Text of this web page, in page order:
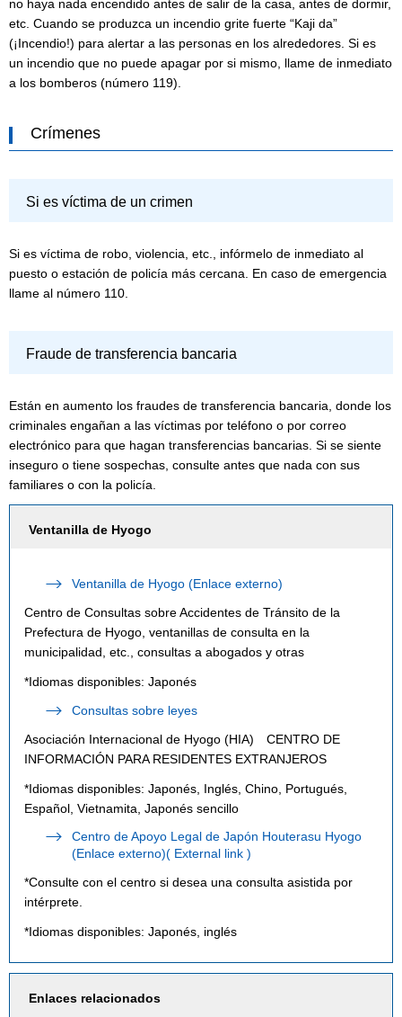
no haya nada encendido antes de salir de la casa, antes de dormir,
etc. Cuando se produzca un incendio grite fuerte “Kaji da”
(¡Incendio!) para alertar a las personas en los alrededores. Si es
un incendio que no puede apagar por si mismo, llame de inmediato
a los bomberos (número 119).
Crímenes
Si es víctima de un crimen
Si es víctima de robo, violencia, etc., infórmelo de inmediato al
puesto o estación de policía más cercana. En caso de emergencia
llame al número 110.
Fraude de transferencia bancaria
Están en aumento los fraudes de transferencia bancaria, donde los
criminales engañan a las víctimas por teléfono o por correo
electrónico para que hagan transferencias bancarias. Si se siente
inseguro o tiene sospechas, consulte antes que nada con sus
familiares o con la policía.
Ventanilla de Hyogo
Ventanilla de Hyogo (Enlace externo)
Centro de Consultas sobre Accidentes de Tránsito de la
Prefectura de Hyogo, ventanillas de consulta en la
municipalidad, etc., consultas a abogados y otras
*Idiomas disponibles: Japonés
Consultas sobre leyes
Asociación Internacional de Hyogo (HIA) CENTRO DE
INFORMACIÓN PARA RESIDENTES EXTRANJEROS
*Idiomas disponibles: Japonés, Inglés, Chino, Portugués,
Español, Vietnamita, Japonés sencillo
Centro de Apoyo Legal de Japón Houterasu Hyogo
(Enlace externo)( External link )
*Consulte con el centro si desea una consulta asistida por
intérprete.
*Idiomas disponibles: Japonés, inglés
Enlaces relacionados